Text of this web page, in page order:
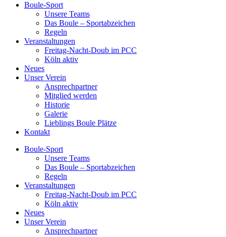
Boule-Sport
Unsere Teams
Das Boule – Sportabzeichen
Regeln
Veranstaltungen
Freitag-Nacht-Doub im PCC
Köln aktiv
Neues
Unser Verein
Ansprechpartner
Mitglied werden
Historie
Galerie
Lieblings Boule Plätze
Kontakt
Boule-Sport
Unsere Teams
Das Boule – Sportabzeichen
Regeln
Veranstaltungen
Freitag-Nacht-Doub im PCC
Köln aktiv
Neues
Unser Verein
Ansprechpartner